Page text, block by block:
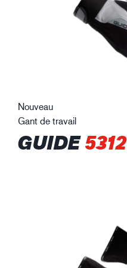
Nouveau
Gant de travail
GUIDE5312